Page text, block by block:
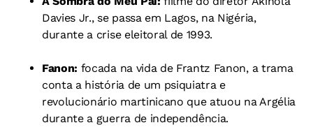
Davies Jr., se passa em Lagos, na Nigéria,
durante a crise eleitoral de 1993.
Fanon: focada na vida de Frantz Fanon, a trama
conta a história de um psiquiatra e
revolucionário martinicano que atuou na Argélia
durante a guerra de independência.